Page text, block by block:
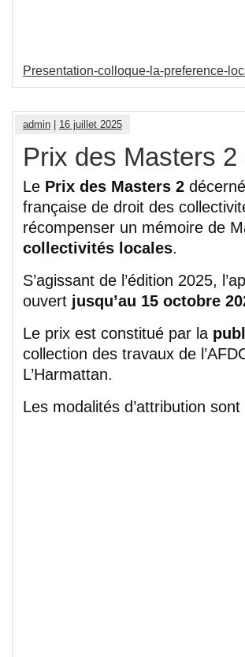
Presentation-colloque-la-preference-
admin 16 juillet 2025
Prix des Masters 2
Le Prix des Masters 2
française de droit des
récompenser un mémoire de
collectivités locales.
S’agissant de l’édition 2025,
ouvert jusqu’au 15 octobre
Le prix est constitué par la
collection des travaux de
L’Harmattan.
Les modalités d’attribution